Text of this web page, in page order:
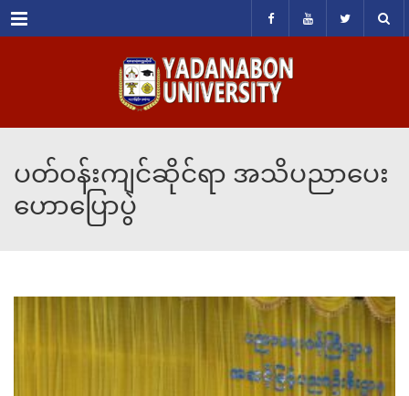
Menu
ပတ်ဝန်းကျင်ဆိုင်ရာ အသိပညာပေး
ဟောပြောပွဲ